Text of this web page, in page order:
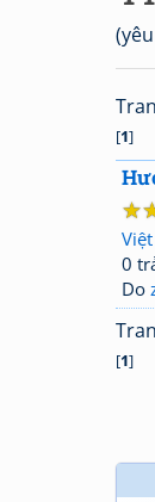
[1]
☆
0
Do
[1]